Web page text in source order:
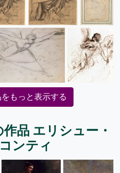
もっと表示する
品 エリシュー・
ンティ